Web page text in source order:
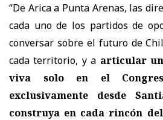
“De Arica a Punta Arenas, las
cada uno de los partidos de
conversar sobre el futuro de
cada territorio, y a articular
viva solo en el
exclusivamente desde
construya en cada rincón